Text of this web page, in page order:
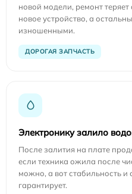
новой модели, ремонт
новое устройство, а
изношенными.
ДОРОГАЯ ЗАПЧАСТЬ
Электронику залило
После залития на плате
если техника ожила после
можно, а вот стабильность
гарантирует.